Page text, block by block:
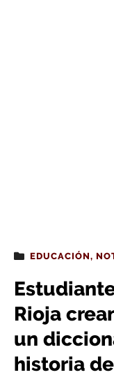
EDUCACIÓN,
Rioja
un
historia